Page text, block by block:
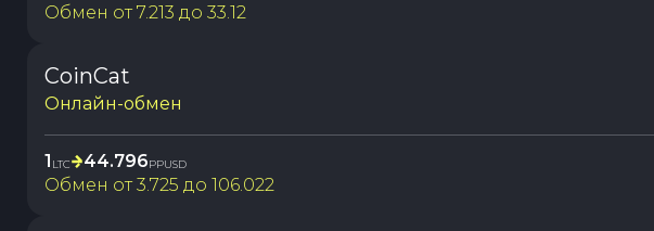
Обмен от7.213 до 33.12
CoinCat
Онлайн-обмен
1 LTC 44.796PPUSD
Обмен от3.725 до 106.022